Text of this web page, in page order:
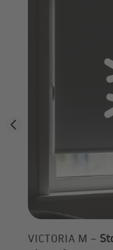
Deux versions
VICTORIA M –